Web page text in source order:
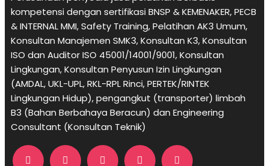
kompetensi dengan sertifikasi BNSP & KEMENAKER, PECB
& INTERNAL MMI, Safety Training, Pelatihan AK3 Umum,
Konsultan Manajemen SMK3, Konsultan K3, Konsultan
ISO dan Auditor ISO 45001/14001/9001,Konsultan
Lingkungan,Konsultan Penyusun Izin Lingkungan
(AMDAL, UKL-UPL, RKL-RPL Rinci, PERTEK/RINTEK
Lingkungan Hidup), pengangkut (transporter) limbah
B3 (Bahan Berbahaya Beracun) dan Engineering
Consultant (Konsultan Teknik)